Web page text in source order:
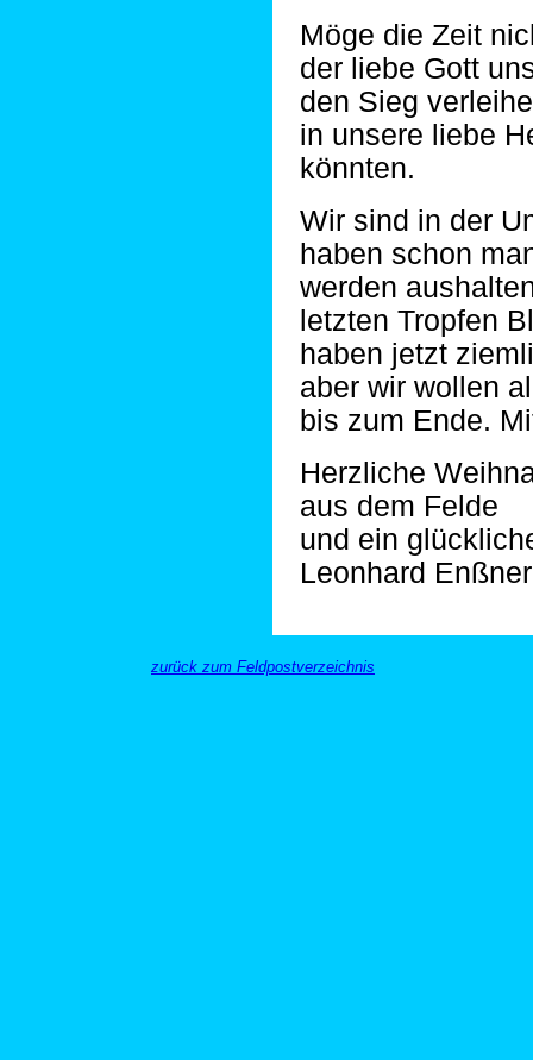
Möge die Zeit
der liebe Gott
den Sieg
in unsere liebe
könnten.
Wir sind in der
haben schon
werden
letzten Tropfen
haben jetzt
aber wir wollen
bis zum Ende.
Herzliche
aus dem Felde
und ein
Leonhard Enßner
zurück zum Feldpostverzeichnis